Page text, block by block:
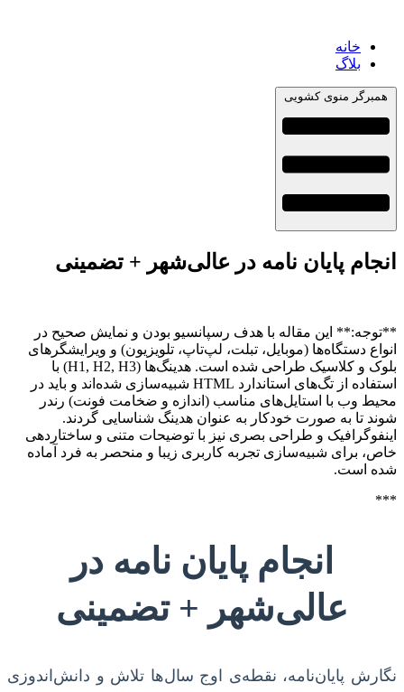
خانه
بلاگ
همبرگر منوی کشویی
انجام پایان نامه در عالی‌شهر + تضمینی
**توجه:** این مقاله با هدف رسپانسیو بودن و نمایش صحیح در
انواع دستگاه‌ها (موبایل، تبلت، لپ‌تاپ، تلویزیون) و ویرایشگرهای
بلوک و کلاسیک طراحی شده است. هدینگ‌ها (H1, H2, H3) با
استفاده از تگ‌های استاندارد HTML شبیه‌سازی شده‌اند و باید در
محیط وب با استایل‌های مناسب (اندازه و ضخامت فونت) رندر
شوند تا به صورت خودکار به عنوان هدینگ شناسایی گردند.
اینفوگرافیک و طراحی بصری نیز با توضیحات متنی و ساختاردهی
خاص، برای شبیه‌سازی تجربه کاربری زیبا و منحصر به فرد آماده
شده است.
***
انجام پایان نامه در
عالی‌شهر + تضمینی
نگارش پایان‌نامه، نقطه‌ی اوج سال‌ها تلاش و دانش‌اندوزی